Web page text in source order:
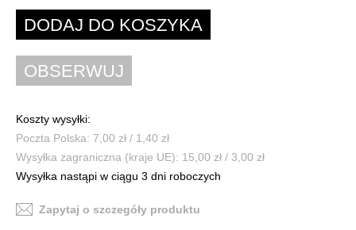
Koszty wysyłki:
Poczta Polska: 7,00 zł / 1,40 zł
Wysyłka zagraniczna (kraje UE): 15,00 zł / 3,00 zł
Wysyłka nastąpi w ciągu 3 dni roboczych
Zapytaj o szczegóły produktu